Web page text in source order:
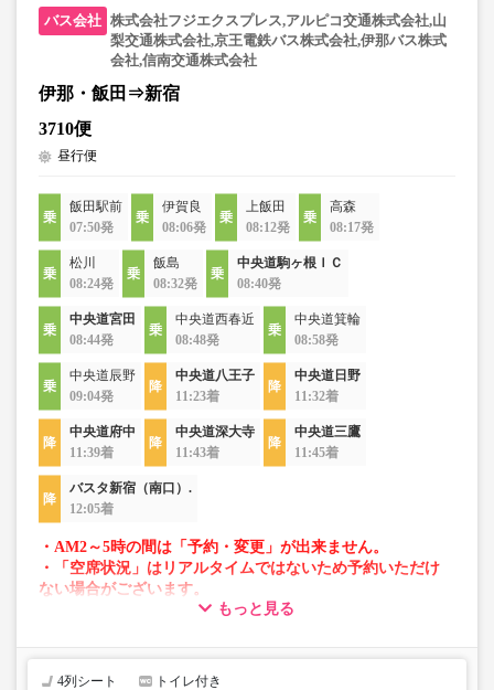
株式会社フジエクスプレス,アルピコ交通株式会社,山
梨交通株式会社,京王電鉄バス株式会社,伊那バス株式
会社,信南交通株式会社
伊那・飯田⇒新宿
3710便
昼行便
飯田駅前
07:50発
伊賀良
08:06発
上飯田
08:12発
高森
08:17発
松川
08:24発
飯島
08:32発
中央道駒ヶ根ＩＣ
08:40発
中央道宮田
08:44発
中央道西春近
08:48発
中央道箕輪
08:58発
中央道辰野
09:04発
中央道八王子
11:23着
中央道日野
11:32着
中央道府中
11:39着
中央道深大寺
11:43着
中央道三鷹
11:45着
バスタ新宿（南口）.
12:05着
・AM2～5時の間は「予約・変更」が出来ません。
・「空席状況」はリアルタイムではないため予約いただけ
ない場合がございます。
・車両は予告なく変更となる場合がございます。これに伴
で、あらかじめご了承ください。
もっと見る
4列シート トイレ付き